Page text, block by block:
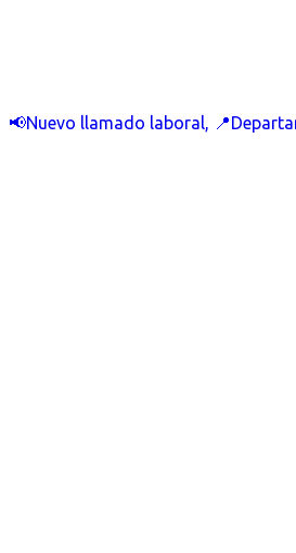
📢Nuevo llamado laboral,